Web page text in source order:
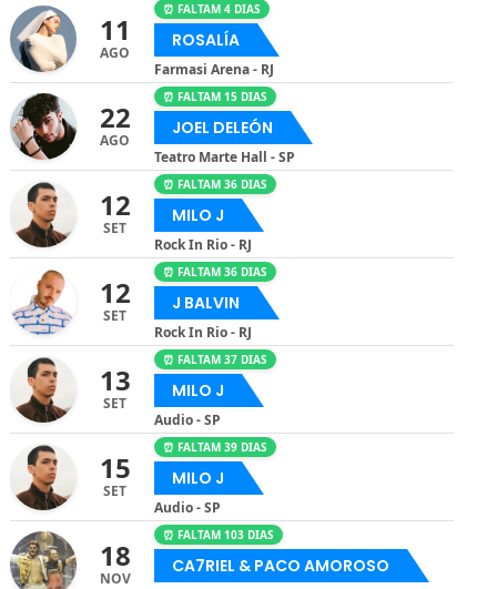
11
AGO
⏰ FALTAM 4 DIAS
ROSALÍA
Farmasi Arena - RJ
22
AGO
⏰ FALTAM 15 DIAS
JOEL DELEÓN
Teatro Marte Hall - SP
12
SET
⏰ FALTAM 36 DIAS
MILO J
Rock In Rio - RJ
12
SET
⏰ FALTAM 36 DIAS
J BALVIN
Rock In Rio - RJ
13
SET
⏰ FALTAM 37 DIAS
MILO J
Audio - SP
15
SET
⏰ FALTAM 39 DIAS
MILO J
Audio - SP
18
NOV
⏰ FALTAM 103 DIAS
CA7RIEL & PACO AMOROSO